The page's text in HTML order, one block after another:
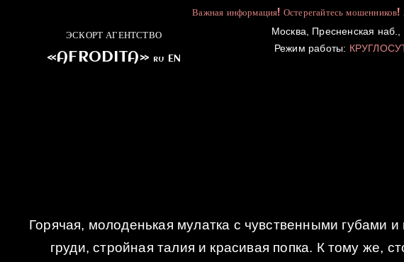
Важная информация! Остерегайтесь мошенников!
ЭСКОРТ АГЕНТСТВО
«AFRODITA» RU EN
Москва, Пресненская наб.,
Режим работы:
Горячая, молоденькая мулатка с чувственными губами
груди, стройная талия и красивая попка. К тому же,